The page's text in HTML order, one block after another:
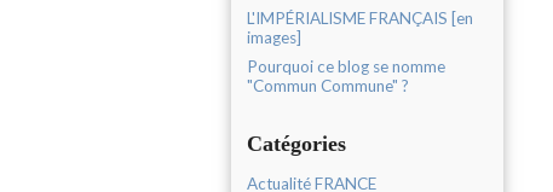
L'IMPÉRIALISME FRANÇAIS [en
images]
Pourquoi ce blog se nomme
"Commun Commune" ?
Catégories
Actualité FRANCE